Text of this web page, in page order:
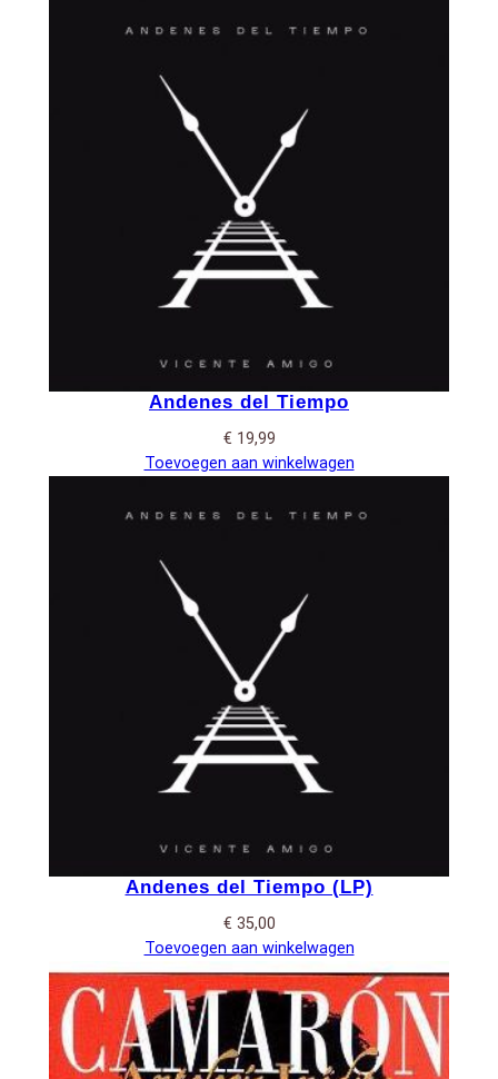
Andenes del Tiempo
€ 19,99
Toevoegen aan winkelwagen
Andenes del Tiempo (LP)
€ 35,00
Toevoegen aan winkelwagen